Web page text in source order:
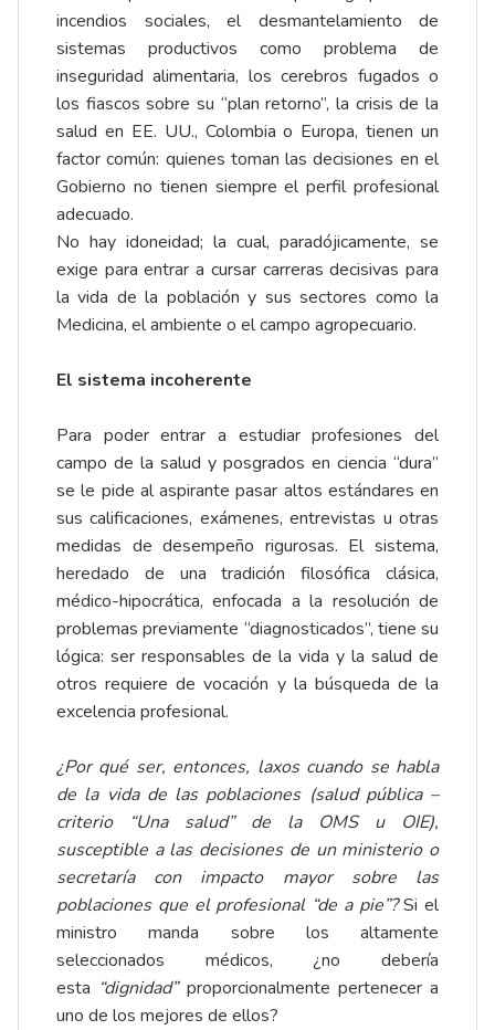
incendios sociales, el desmantelamiento de
sistemas productivos como problema de
inseguridad alimentaria, los cerebros fugados o
los fiascos sobre su “plan retorno”, la crisis de la
salud en EE. UU., Colombia o Europa, tienen un
factor común: quienes toman las decisiones en el
Gobierno no tienen siempre el perfil profesional
adecuado.
No hay idoneidad; la cual, paradójicamente, se
exige para entrar a cursar carreras decisivas para
la vida de la población y sus sectores como la
Medicina, el ambiente o el campo agropecuario.
El sistema incoherente
Para poder entrar a estudiar profesiones del
campo de la salud y posgrados en ciencia “dura”
se le pide al aspirante pasar altos estándares en
sus calificaciones, exámenes, entrevistas u otras
medidas de desempeño rigurosas. El sistema,
heredado de una tradición filosófica clásica,
médico-hipocrática, enfocada a la resolución de
problemas previamente “diagnosticados”, tiene su
lógica: ser responsables de la vida y la salud de
otros requiere de vocación y la búsqueda de la
excelencia profesional.
¿Por qué ser, entonces, laxos cuando se habla
de la vida de las poblaciones (salud pública –
criterio “Una salud” de la OMS u OIE),
susceptible a las decisiones de un ministerio o
secretaría con impacto mayor sobre las
poblaciones que el profesional “de a pie”?Si el
ministro manda sobre los altamente
seleccionados médicos, ¿no debería
esta “dignidad”proporcionalmente pertenecer a
uno de los mejores de ellos?